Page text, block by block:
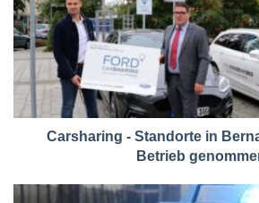
Carsharing - Standorte in
Betrieb